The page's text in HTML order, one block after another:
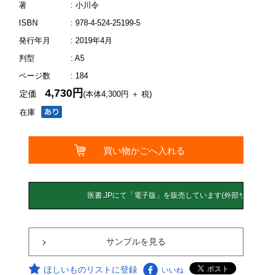
著
: 小川令
ISBN
: 978-4-524-25199-5
発行年月
: 2019年4月
判型
: A5
ページ数
: 184
在庫
定価4,730円(本体4,300円 ＋ 税)
サンプルを見る
ほしいものリストに登録 いいね